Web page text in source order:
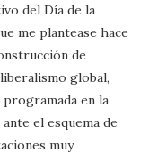
del Día de la
me plantease hace
de
global,
en la
el esquema de
muy